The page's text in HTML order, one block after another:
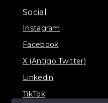
Social
Instagram
Facebook
X (Antigo Twitter)
Linkedin
TikTok